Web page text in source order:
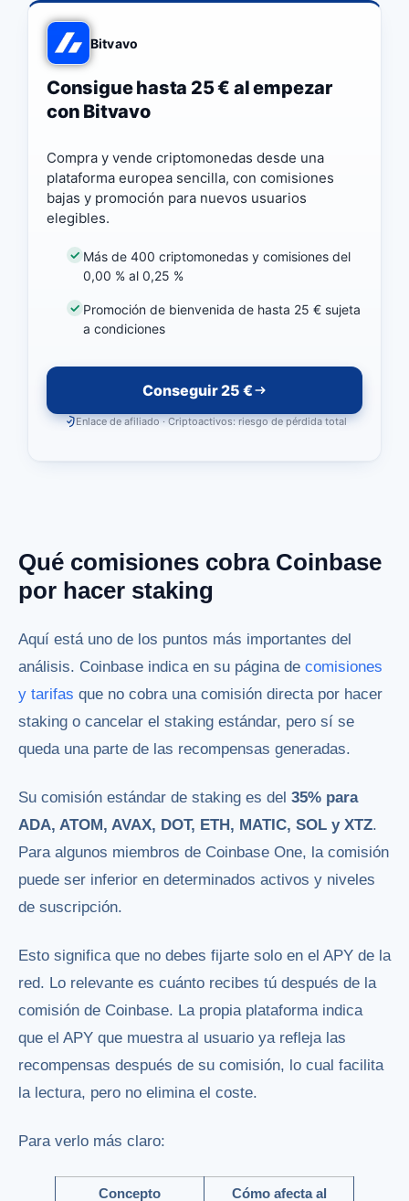
Bitvavo
Consigue hasta 25 € al empezar
con Bitvavo
Compra y vende criptomonedas desde una
plataforma europea sencilla, con comisiones
bajas y promoción para nuevos usuarios
elegibles.
Más de 400 criptomonedas y comisiones del
0,00 % al 0,25 %
Promoción de bienvenida de hasta 25 € sujeta
a condiciones
Conseguir 25 €
Enlace de afiliado · Criptoactivos: riesgo de pérdida total
Qué comisiones cobra Coinbase
por hacer staking
Aquí está uno de los puntos más importantes del
análisis. Coinbase indica en su página de comisiones
y tarifas que no cobra una comisión directa por hacer
staking o cancelar el staking estándar, pero sí se
queda una parte de las recompensas generadas.
Su comisión estándar de staking es del 35% para
ADA, ATOM, AVAX, DOT, ETH, MATIC, SOL y XTZ.
Para algunos miembros de Coinbase One, la comisión
puede ser inferior en determinados activos y niveles
de suscripción.
Esto significa que no debes fijarte solo en el APY de la
red. Lo relevante es cuánto recibes tú después de la
comisión de Coinbase. La propia plataforma indica
que el APY que muestra al usuario ya refleja las
recompensas después de su comisión, lo cual facilita
la lectura, pero no elimina el coste.
Para verlo más claro:
Concepto Cómo afecta al